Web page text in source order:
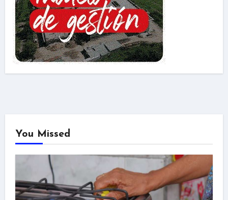
You Missed